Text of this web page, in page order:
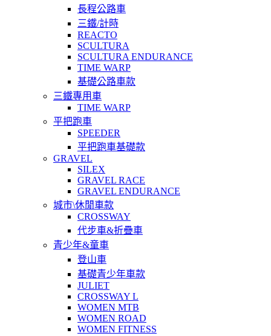
長程公路車
三鐵/計時
REACTO
SCULTURA
SCULTURA ENDURANCE
TIME WARP
基礎公路車款
三鐵專用車
TIME WARP
平把跑車
SPEEDER
平把跑車基礎款
GRAVEL
SILEX
GRAVEL RACE
GRAVEL ENDURANCE
城市\休閒車款
CROSSWAY
代步車&折疊車
青少年&童車
登山車
基礎青少年車款
JULIET
CROSSWAY L
WOMEN MTB
WOMEN ROAD
WOMEN FITNESS